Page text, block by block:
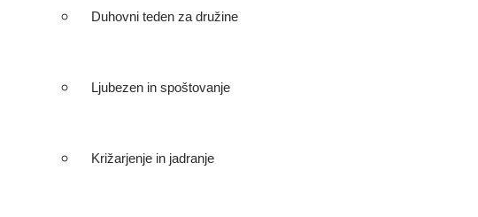
Duhovni teden za družine
Ljubezen in spoštovanje
Križarjenje in jadranje